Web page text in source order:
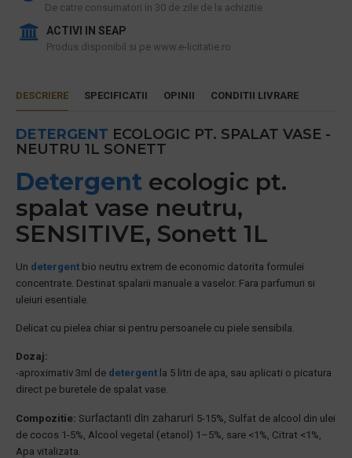
De catre consumatori in 30 de zile de la achizitie
ACTIVI IN SEAP
Produs disponibil si pe www.e-licitatie.ro
DESCRIERE SPECIFICATII OPINII CONDITII LIVRARE
DETERGENT ECOLOGIC PT. SPALAT VASE -
NEUTRU 1L SONETT
Detergent ecologic pt.
spalat vase neutru,
SENSITIVE, Sonett 1L
Un detergent bio neutru extrem de economic datorita formulei
concentrate. Destinat spalarii manuale a vaselor. Fara parfumuri si
uleiuri esentiale.
Delicat cu pielea chiar si pentru persoanele cu piele sensibila.
Dozaj:
-aproximativ 3ml de detergent la 5 litri de apa, sau aplicati o picatura
direct pe buretele de spalat vase.
Compozitie: Surfactanti din zaharuri 5-15%, Sulfat de alcool din ulei
de cocos 1-5%, Alcool vegetal (etanol) 1–5%, sare <1%, Citrat <1%,
Apa vitalizata.